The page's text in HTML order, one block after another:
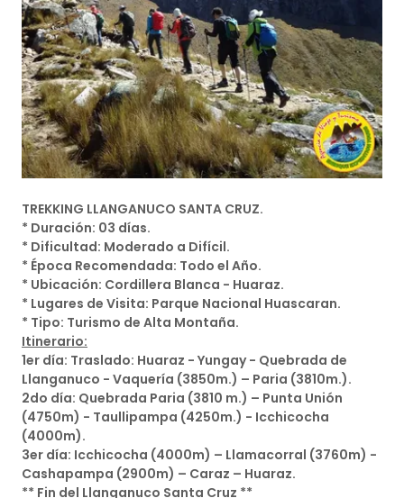
TREKKING LLANGANUCO SANTA CRUZ.
* Duración: 03 días.
* Dificultad: Moderado a Difícil.
* Época Recomendada: Todo el Año.
* Ubicación: Cordillera Blanca - Huaraz.
* Lugares de Visita: Parque Nacional Huascaran.
* Tipo: Turismo de Alta Montaña.
Itinerario:
1er día: Traslado: Huaraz - Yungay - Quebrada de
Llanganuco - Vaquería (3850m.) – Paria (3810m.).
2do día: Quebrada Paria (3810 m.) – Punta Unión
(4750m) - Taullipampa (4250m.) - Icchicocha
(4000m).
3er día: Icchicocha (4000m) – Llamacorral (3760m) -
Cashapampa (2900m) – Caraz – Huaraz.
** Fin del Llanganuco Santa Cruz **